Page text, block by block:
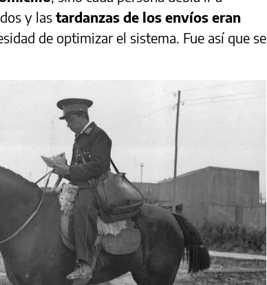
y las tardanzas de los envíos eran
de optimizar el sistema. Fue así que se